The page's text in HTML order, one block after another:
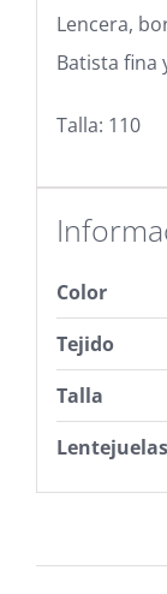
Lencera,
Batista fina
Talla: 110
Color
Tejido
Talla
Lentejuelas